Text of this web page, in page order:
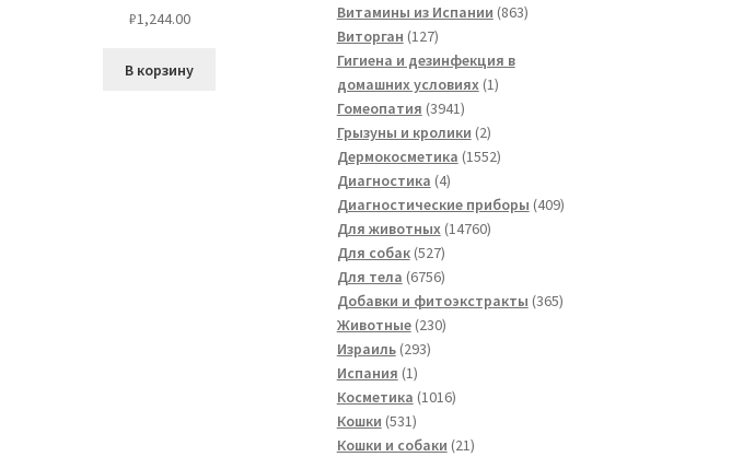
₽1,244.00
В корзину
товаров
Витамины из Испании 863863
Виторган 127127
товаров
Гигиена и дезинфекция в
домашних условиях 11
Гомеопатия 39413941
товар
Грызуны и кролики 22
товара
Дермокосметика 15521552
Диагностика 44
товара
Диагностические приборы 409409
Для животных 1476014760
Для собак 527527
товаров
Для тела 67566756
товаров
Добавки и фитоэкстракты 365365
Животные 230230
Израиль 293293
Испания 11
товар
Косметика 10161016
Кошки 531531
товар
Кошки и собаки 2121